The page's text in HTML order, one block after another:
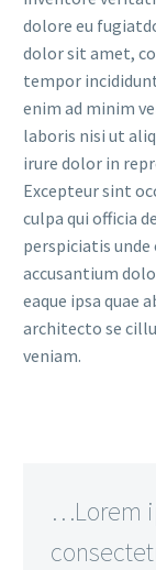
dolore eu
dolor sit amet,
tempor
enim ad minim
laboris nisi ut
irure dolor in
Excepteur sint
culpa qui officia
perspiciatis
accusantium
eaque ipsa quae
architecto se
veniam.
…Lorem